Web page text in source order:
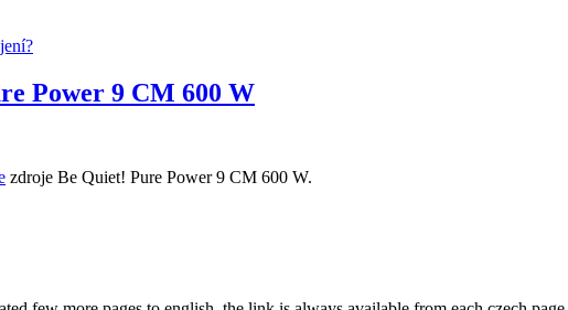
Power 9 CM 600 W
zdroje Be Quiet! Pure Power 9 CM 600 W.